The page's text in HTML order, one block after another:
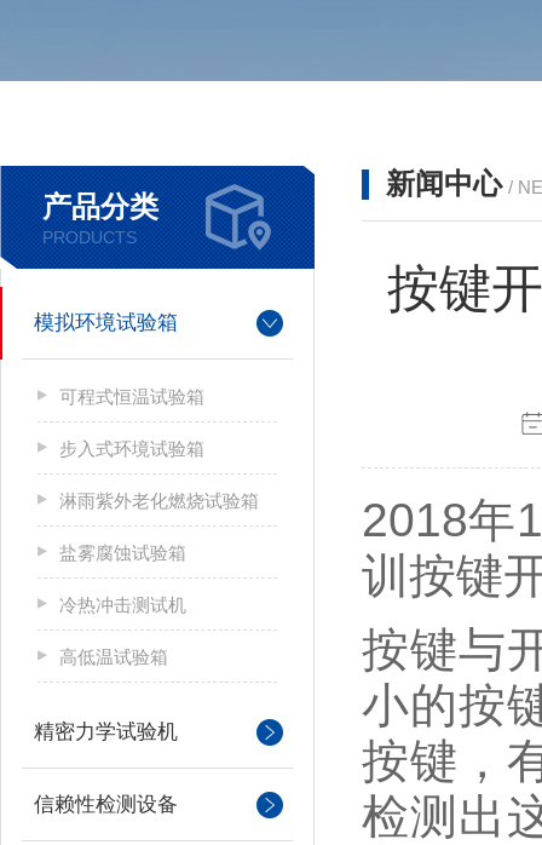
产品分类
PRODUCTS
模拟环境试验箱
可程式恒温试验箱
步入式环境试验箱
淋雨紫外老化燃烧试验箱
盐雾腐蚀试验箱
冷热冲击测试机
高低温试验箱
精密力学试验机
信赖性检测设备
新闻中心 /
按键
2018年
训按键
按键与
小的按
按键，
检测出